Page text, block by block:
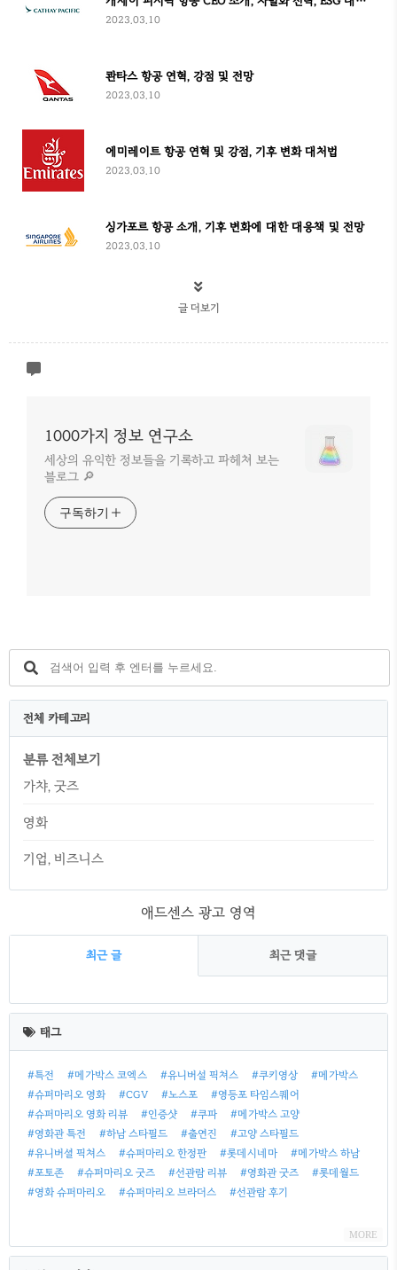
2023.03.10
콴타스 항공 연혁, 강점 및 전망
2023.03.10
에미레이트 항공 연혁 및 강점, 기후 변화 대처법
2023.03.10
싱가포르 항공 소개, 기후 변화에 대한 대응책 및 전망
2023.03.10
글 더보기
1000가지 정보 연구소
세상의 유익한 정보들을 기록하고 파헤쳐 보는
블로그 🔎
구독하기
전체 카테고리
분류 전체보기
가챠, 굿즈
영화
기업, 비즈니스
애드센스 광고 영역
최근 글 최근 댓글
최
근
글
태그
#특전 #메가박스 코엑스 #유니버설 픽쳐스 #쿠키영상
#메가박스
#슈퍼마리오 영화
#CGV #노스포
#영등포 타임스퀘어
#슈퍼마리오 영화 리뷰
#인증샷 #쿠파
#메가박스 고양
#영화관 특전
#하남 스타필드 #출연진
#고양 스타필드
#유니버셜 픽쳐스
#슈퍼마리오 한정판 #롯데시네마
#메가박스 하남
#포토존
#슈퍼마리오 굿즈 #선관람 리뷰 #영화관 굿즈
#롯데월드
#영화 슈퍼마리오
#슈퍼마리오 브라더스 #선관람 후기
MORE